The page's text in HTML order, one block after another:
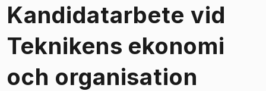
Kandidatarbete vid
Teknikens ekonomi
och organisation